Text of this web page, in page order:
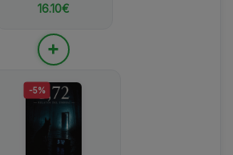
16.10€
+
-5%